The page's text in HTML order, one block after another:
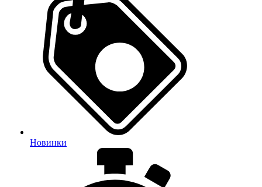
Новинки